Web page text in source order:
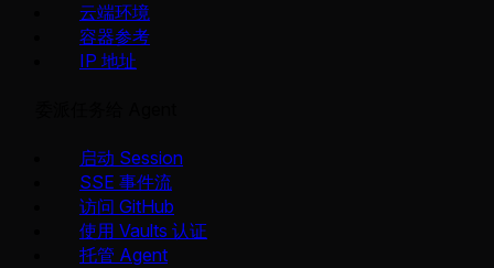
云端环境
容器参考
IP 地址
启动 Session
SSE 事件流
访问 GitHub
使用 Vaults 认证
托管 Agent